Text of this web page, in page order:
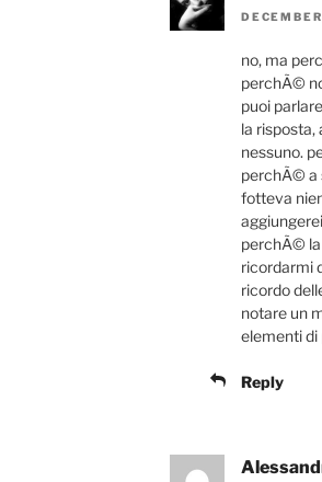
no, ma
perchÃ©
puoi
la
nessuno.
perchÃ© a
fotteva
perchÃ© la
ricordarmi
ricordo
notare un
elementi di
Reply